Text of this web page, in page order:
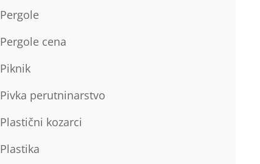
Pergole
Pergole cena
Piknik
Pivka perutninarstvo
Plastični kozarci
Plastika